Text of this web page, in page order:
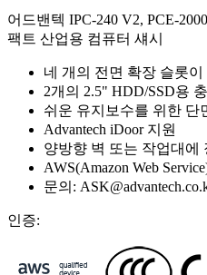
어드밴텍 IPC-240 V2, PCE-
팩트 산업용 컴퓨터 섀시
네 개의 전면 확장 슬롯이
2개의 2.5" HDD/SSD용
쉬운 유지보수를 위한 단
Advantech iDoor 지원
양방향 벽 또는 작업대에
AWS(Amazon Web
문의:
인증: